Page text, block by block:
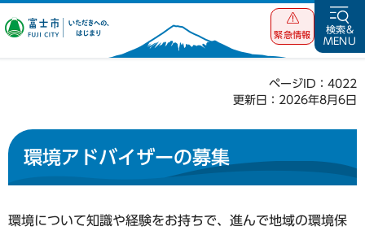
富士市 いただ
緊急情報
検索&
MENU
ページID：4022
更新日：2026年8月6日
環境アドバイザーの募集
環境について知識や経験をお持ちで、進んで地域の環境保